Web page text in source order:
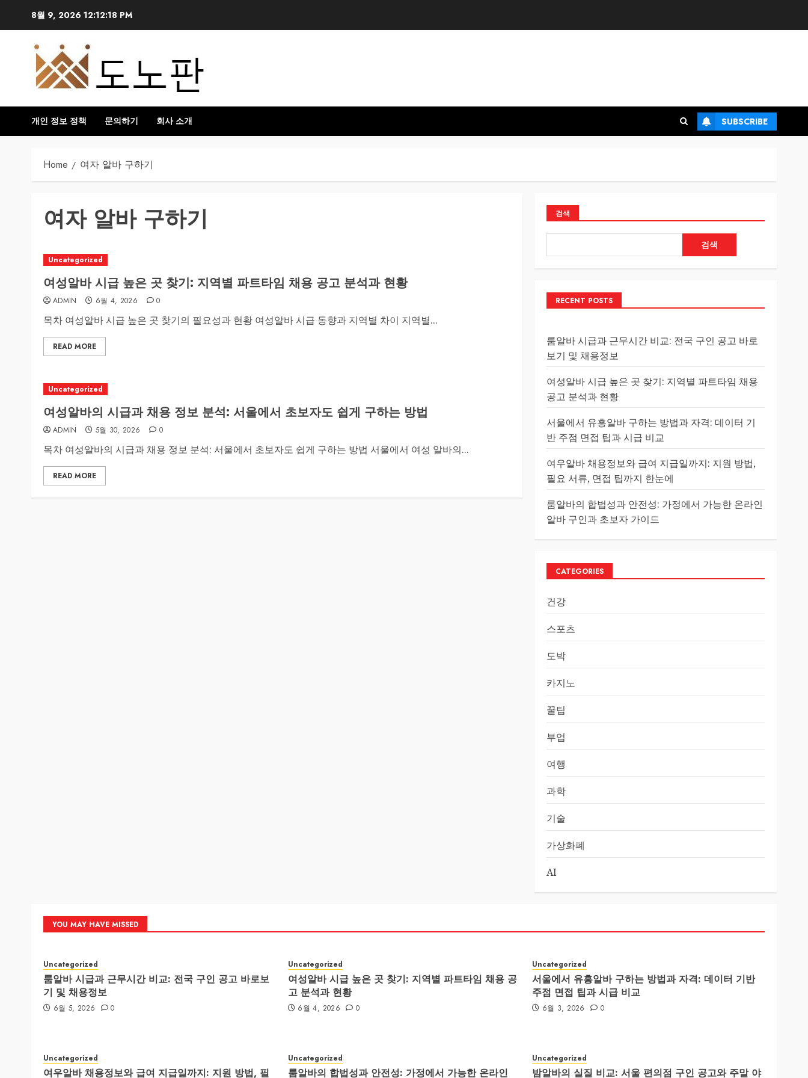
8월 9, 2026 12:12:19 PM
개인 정보 정책 문의하기 회사 소개 SUBSCRIBE
Home 여자 알바 구하기
여자 알바 구하기
Uncategorized
여성알바 시급 높은 곳 찾기: 지역별 파트타임 채용 공고 분석과 현황
ADMIN 6월 4, 2026 0
목차 여성알바 시급 높은 곳 찾기의 필요성과 현황 여성알바 시급 동향과 지역별 차이 지역별...
READ MORE
Uncategorized
여성알바의 시급과 채용 정보 분석: 서울에서 초보자도 쉽게 구하는 방법
ADMIN 5월 30, 2026 0
목차 여성알바의 시급과 채용 정보 분석: 서울에서 초보자도 쉽게 구하는 방법 서울에서 여성 알바의...
READ MORE
검색
검색
RECENT POSTS
룸알바 시급과 근무시간 비교: 전국 구인 공고 바로
보기 및 채용정보
여성알바 시급 높은 곳 찾기: 지역별 파트타임 채용
공고 분석과 현황
서울에서 유흥알바 구하는 방법과 자격: 데이터 기
반 주점 면접 팁과 시급 비교
여우알바 채용정보와 급여 지급일까지: 지원 방법,
필요 서류, 면접 팁까지 한눈에
룸알바의 합법성과 안전성: 가정에서 가능한 온라인
알바 구인과 초보자 가이드
CATEGORIES
건강
스포츠
도박
카지노
꿀팁
부업
여행
과학
기술
가상화폐
AI
YOU MAY HAVE MISSED
Uncategorized
룸알바 시급과 근무시간 비교: 전국 구인 공고 바로보
기 및 채용정보
6월 5, 2026 0
Uncategorized
여성알바 시급 높은 곳 찾기: 지역별 파트타임 채용 공
고 분석과 현황
6월 4, 2026 0
Uncategorized
서울에서 유흥알바 구하는 방법과 자격: 데이터 기반
주점 면접 팁과 시급 비교
6월 3, 2026 0
Uncategorized
여우알바 채용정보와 급여 지급일까지: 지원 방법, 필
Uncategorized
룸알바의 합법성과 안전성: 가정에서 가능한 온라인
Uncategorized
밤알바의 실질 비교: 서울 편의점 구인 공고와 주말 야